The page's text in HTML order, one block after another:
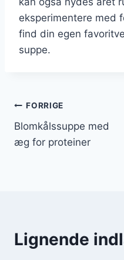
eksperimentere med
find din egen
suppe.
FORRIGE
Blomkålssuppe med
æg for proteiner
Lignende